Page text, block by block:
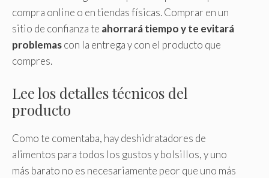
compra online o en tiendas físicas. Comprar en un
sitio de confianza te ahorrará tiempo y te evitará
problemascon la entrega y con el producto que
compres.
Lee los detalles técnicos del
producto
Como te comentaba, hay deshidratadores de
alimentos para todos los gustos y bolsillos, y uno
más barato no es necesariamente peor que uno más